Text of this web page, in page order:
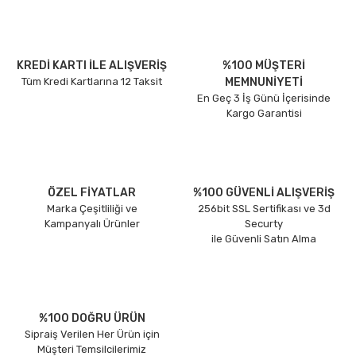
KREDİ KARTI İLE ALIŞVERİŞ
Tüm Kredi Kartlarına 12 Taksit
%100 MÜŞTERİ
MEMNUNİYETİ
En Geç 3 İş Günü İçerisinde
Kargo Garantisi
ÖZEL FİYATLAR
Marka Çeşitliliği ve
Kampanyalı Ürünler
%100 GÜVENLİ ALIŞVERİŞ
256bit SSL Sertifikası ve 3d
Securty
ile Güvenli Satın Alma
%100 DOĞRU ÜRÜN
Sipraiş Verilen Her Ürün için
Müşteri Temsilcilerimiz